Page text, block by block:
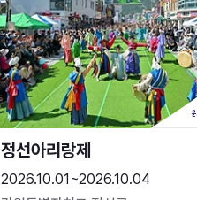
정선아리랑제
2026.10.01~2026.10.04